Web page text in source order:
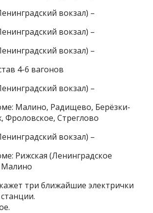
вокзал) –
вокзал) –
вокзал) –
4-6 вагонов
вокзал) –
Малино, Радищево, Берёзки-
Фроловское, Стреглово
вокзал) –
Рижская (Ленинградское
Малино
три ближайшие электрички